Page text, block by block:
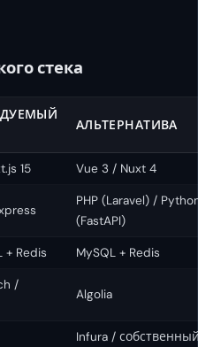
стека
АЛЬТЕРНАТИВА
15 Vue 3 / Nuxt 4
PHP (Laravel) /
(FastAPI)
+ Redis MySQL + Redis
/
Algolia
Infura /